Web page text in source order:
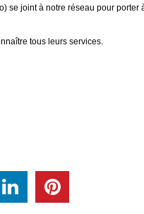
se joint à notre réseau pour
tous leurs services.